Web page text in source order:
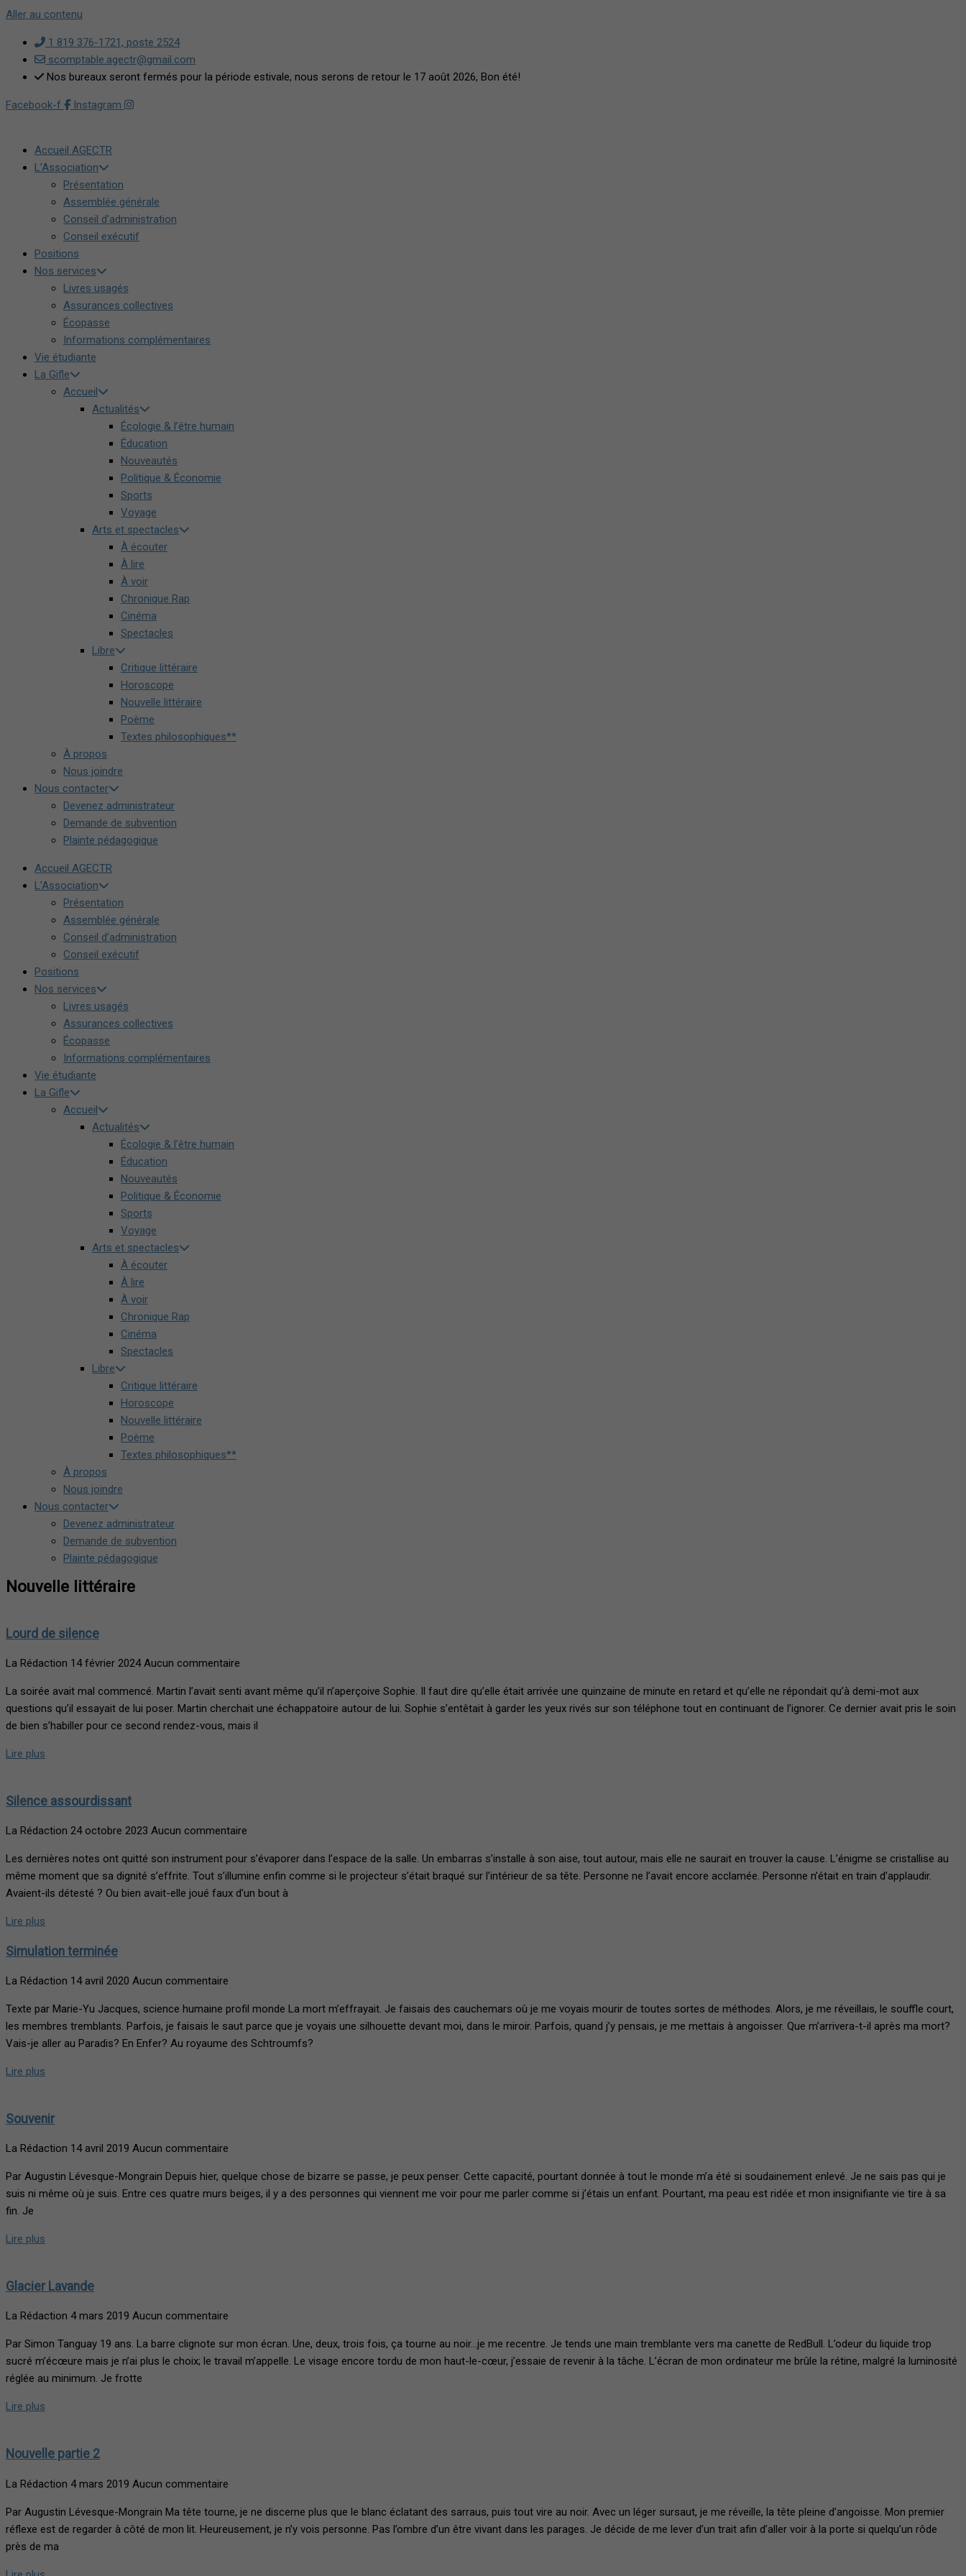
Aller au contenu
1 819 376-1721, poste 2524
scomptable.agectr@gmail.com
Nos bureaux seront fermés pour la période estivale, nous serons de retour le 17 août 2026, Bon été!
Facebook-f Instagram
Accueil AGECTR
L’Association
Présentation
Assemblée générale
Conseil d’administration
Conseil exécutif
Positions
Nos services
Livres usagés
Assurances collectives
Écopasse
Informations complémentaires
Vie étudiante
La Gifle
Accueil
Actualités
Écologie & l’être humain
Éducation
Nouveautés
Politique & Économie
Sports
Voyage
Arts et spectacles
À écouter
À lire
À voir
Chronique Rap
Cinéma
Spectacles
Libre
Critique littéraire
Horoscope
Nouvelle littéraire
Poème
Textes philosophiques**
À propos
Nous joindre
Nous contacter
Devenez administrateur
Demande de subvention
Plainte pédagogique
Accueil AGECTR
L’Association
Présentation
Assemblée générale
Conseil d’administration
Conseil exécutif
Positions
Nos services
Livres usagés
Assurances collectives
Écopasse
Informations complémentaires
Vie étudiante
La Gifle
Accueil
Actualités
Écologie & l’être humain
Éducation
Nouveautés
Politique & Économie
Sports
Voyage
Arts et spectacles
À écouter
À lire
À voir
Chronique Rap
Cinéma
Spectacles
Libre
Critique littéraire
Horoscope
Nouvelle littéraire
Poème
Textes philosophiques**
À propos
Nous joindre
Nous contacter
Devenez administrateur
Demande de subvention
Plainte pédagogique
Nouvelle littéraire
Lourd de silence
La Rédaction 14 février 2024Aucun commentaire
La soirée avait mal commencé. Martin l’avait senti avant même qu’il n’aperçoive Sophie. Il faut dire qu’elle était arrivée une quinzaine de minute en retard et qu’elle ne répondait qu’à demi-mot aux
questions qu’il essayait de lui poser. Martin cherchait une échappatoire autour de lui. Sophie s’entêtait à garder les yeux rivés sur son téléphone tout en continuant de l’ignorer. Ce dernier avait pris le soin
de bien s’habiller pour ce second rendez-vous, mais il
Lire plus
Silence assourdissant
La Rédaction 24 octobre 2023 Aucun commentaire
Les dernières notes ont quitté son instrument pour s’évaporer dans l’espace de la salle. Un embarras s’installe à son aise, tout autour, mais elle ne saurait en trouver la cause. L’énigme se cristallise au
même moment que sa dignité s’effrite. Tout s’illumine enfin comme si le projecteur s’était braqué sur l’intérieur de sa tête. Personne ne l’avait encore acclamée. Personne n’était en train d’applaudir.
Avaient-ils détesté ? Ou bien avait-elle joué faux d’un bout à
Lire plus
Simulation terminée
La Rédaction 14 avril 2020 Aucun commentaire
Texte par Marie-Yu Jacques, science humaine profil monde La mort m’effrayait. Je faisais des cauchemars où je me voyais mourir de toutes sortes de méthodes. Alors, je me réveillais, le souffle court,
les membres tremblants. Parfois, je faisais le saut parce que je voyais une silhouette devant moi, dans le miroir. Parfois, quand j’y pensais, je me mettais à angoisser. Que m’arrivera-t-il après ma mort?
Vais-je aller au Paradis? En Enfer? Au royaume des Schtroumfs?
Lire plus
Souvenir
La Rédaction 14 avril 2019 Aucun commentaire
Par Augustin Lévesque-Mongrain Depuis hier, quelque chose de bizarre se passe, je peux penser. Cette capacité, pourtant donnée à tout le monde m’a été si soudainement enlevé. Je ne sais pas qui je
suis ni même où je suis. Entre ces quatre murs beiges, il y a des personnes qui viennent me voir pour me parler comme si j’étais un enfant. Pourtant, ma peau est ridée et mon insignifiante vie tire à sa
fin. Je
Lire plus
Glacier Lavande
La Rédaction 4 mars 2019 Aucun commentaire
Par Simon Tanguay 19 ans. La barre clignote sur mon écran. Une, deux, trois fois, ça tourne au noir…je me recentre. Je tends une main tremblante vers ma canette de RedBull. L’odeur du liquide trop
sucré m’écœure mais je n’ai plus le choix; le travail m’appelle. Le visage encore tordu de mon haut-le-cœur, j’essaie de revenir à la tâche. L’écran de mon ordinateur me brûle la rétine, malgré la luminosité
réglée au minimum. Je frotte
Lire plus
Nouvelle partie 2
La Rédaction 4 mars 2019 Aucun commentaire
Par Augustin Lévesque-Mongrain Ma tête tourne, je ne discerne plus que le blanc éclatant des sarraus, puis tout vire au noir. Avec un léger sursaut, je me réveille, la tête pleine d’angoisse. Mon premier
réflexe est de regarder à côté de mon lit. Heureusement, je n’y vois personne. Pas l’ombre d’un être vivant dans les parages. Je décide de me lever d’un trait afin d’aller voir à la porte si quelqu’un rôde
près de ma